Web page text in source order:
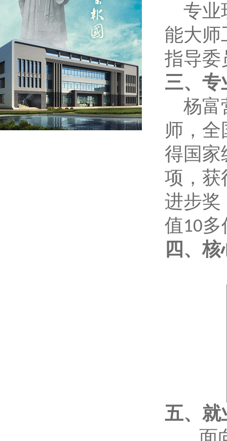
专业
能大师
指导委
三、专
杨富
师，
得国家
项，获
进步奖
值10多
四、
五、就